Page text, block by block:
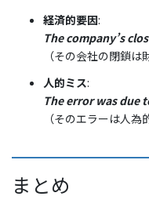
経済的要因:
The company’s
（その会社の閉鎖は
人的ミス:
The error was due
（そのエラーは人為
まとめ